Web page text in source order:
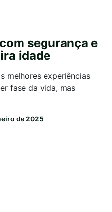
segurança e
idade
melhores experiências
fase da vida, mas
de 2025